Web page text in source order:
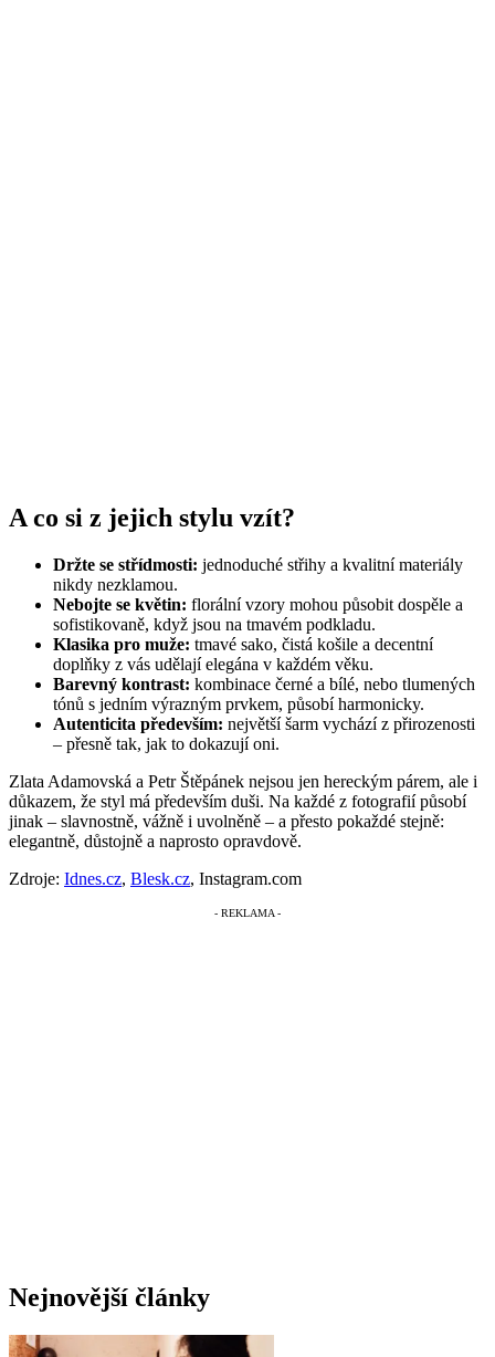
A co si z jejich stylu vzít?
Držte se střídmosti: jednoduché střihy a kvalitní materiály
nikdy nezklamou.
Nebojte se květin: florální vzory mohou působit dospěle a
sofistikovaně, když jsou na tmavém podkladu.
Klasika pro muže: tmavé sako, čistá košile a decentní
doplňky z vás udělají elegána v každém věku.
Barevný kontrast: kombinace černé a bílé, nebo tlumených
tónů s jedním výrazným prvkem, působí harmonicky.
Autenticita především: největší šarm vychází z přirozenosti
– přesně tak, jak to dokazují oni.
Zlata Adamovská a Petr Štěpánek nejsou jen hereckým párem, ale i
důkazem, že styl má především duši. Na každé z fotografií působí
jinak – slavnostně, vážně i uvolněně – a přesto pokaždé stejně:
elegantně, důstojně a naprosto opravdově.
Zdroje: Idnes.cz, Blesk.cz, Instagram.com
Nejnovější články